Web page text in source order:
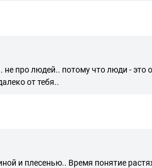
про людей.. потому что люди - это
от тебя..
и плесенью.. Время понятие